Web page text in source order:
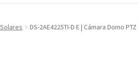
DS-2AE4225TI-D E | Cámara Domo